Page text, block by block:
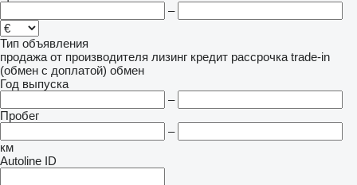
–
Тип объявления
продажа от производителя лизинг кредит рассрочка trade-in
(обмен с доплатой) обмен
Год выпуска
–
Пробег
–
км
Autoline ID